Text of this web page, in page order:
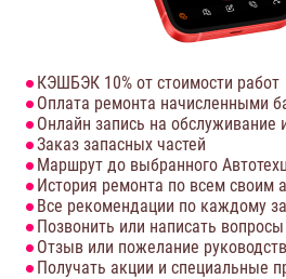
КЭШБЭК 10% от стоимости работ
Оплата ремонта начисленными
Онлайн запись на обслуживание
Заказ запасных частей
Маршрут до выбранного
История ремонта по всем своим
Все рекомендации по каждому
Позвонить или написать
Отзыв или пожелание
Получать акции и специальные